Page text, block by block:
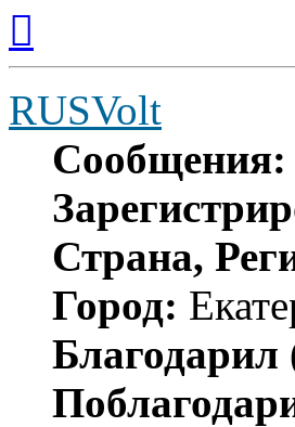
началу
RUSVolt
Сообщения:
Страна,
Город:
Благодарил